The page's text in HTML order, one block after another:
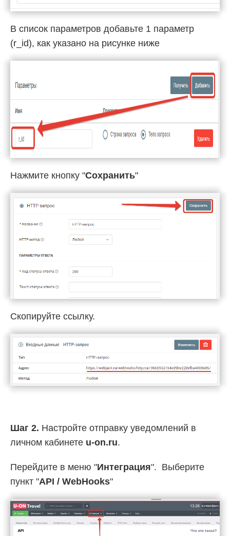
В список параметров добавьте 1 параметр
(r_id), как указано на рисунке ниже
Нажмите кнопку "Сохранить"
Скопируйте ссылку.
Шаг 2. Настройте отправку уведомлений в
личном кабинете u-on.ru.
Перейдите в меню "Интеграция". Выберите
пункт "API / WebHooks"